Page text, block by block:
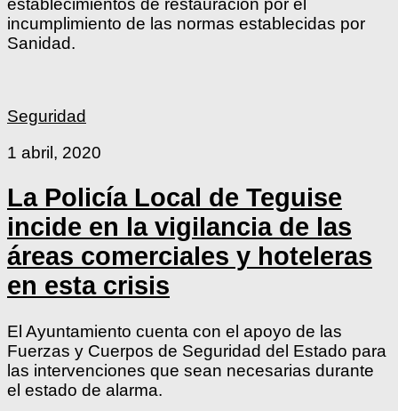
incumplimiento de las normas establecidas por
Sanidad.
Seguridad
1 abril, 2020
La Policía Local de Teguise
incide en la vigilancia de las
áreas comerciales y hoteleras
en esta crisis
El Ayuntamiento cuenta con el apoyo de las
Fuerzas y Cuerpos de Seguridad del Estado para
las intervenciones que sean necesarias durante
el estado de alarma.